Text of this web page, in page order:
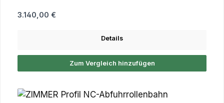
Regulärer Preis:
3.140,00 €
Details
Zum Vergleich hinzufügen